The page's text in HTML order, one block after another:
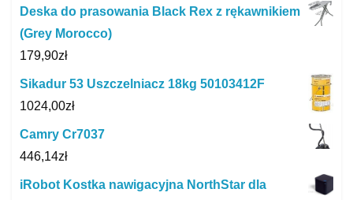
Deska do prasowania Black Rex z rękawnikiem
(Grey Morocco)
179,90zł
Sikadur 53 Uszczelniacz 18kg 50103412F
1024,00zł
Camry Cr7037
446,14zł
iRobot Kostka nawigacyjna NorthStar dla